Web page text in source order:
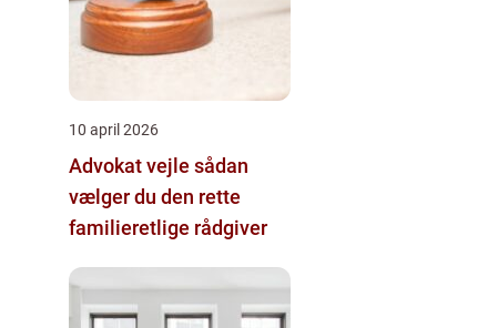
10 april 2026
Advokat vejle sådan
vælger du den rette
familieretlige rådgiver